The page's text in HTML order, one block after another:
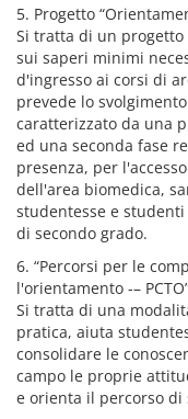
5. Progetto
Si tratta di un
sui saperi minimi
d'ingresso ai corsi di
prevede lo
caratterizzato da una
ed una seconda fase
presenza, per
dell'area biomedica,
studentesse e
di secondo grado.
6. “Percorsi per le
l'orientamento -–
Si tratta di una
pratica, aiuta
consolidare le
campo le proprie
e orienta il percorso di